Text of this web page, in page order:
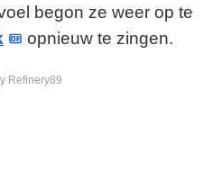
begon ze weer op te
opnieuw te zingen.
Refinery89